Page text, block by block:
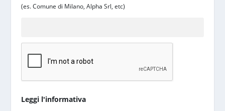
(es. Comune di Milano, Alpha Srl, etc)
Leggi l'informativa